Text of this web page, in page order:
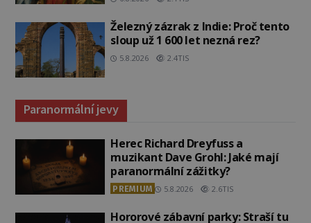
Železný zázrak z Indie: Proč tento
sloup už 1 600 let nezná rez?
5.8.2026 2.4TIS
Paranormální jevy
Herec Richard Dreyfuss a
muzikant Dave Grohl: Jaké mají
paranormální zážitky?
PREMIUM 5.8.2026 2.6TIS
Hororové zábavní parky: Straší tu